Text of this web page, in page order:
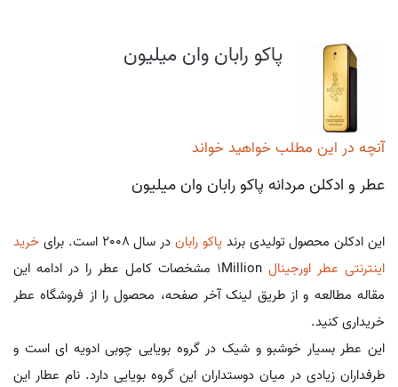
پاکو رابان وان میلیون
آنچه در این مطلب خواهید خواند
عطر و ادکلن مردانه پاکو رابان وان میلیون
این ادکلن محصول تولیدی برندپاکو رابان در سال 2008 است. برای
خرید
اینترنتی عطر اورجینال
1Million مشخصات کامل عطر را در ادامه این
مقاله مطالعه و از طریق لینک آخر صفحه، محصول را از فروشگاه عطر
خریداری کنید.
این عطر بسیار خوشبو و شیک در گروه بویایی چوبی ادویه ای است و
طرفداران زیادی در میان دوستداران این گروه بویایی دارد. نام عطار این